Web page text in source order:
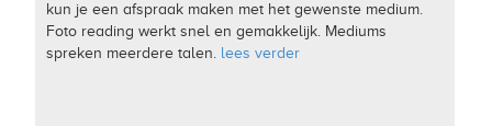
kun je een afspraak maken met het gewenste medium.
Foto reading werkt snel en gemakkelijk. Mediums
spreken meerdere talen. lees verder